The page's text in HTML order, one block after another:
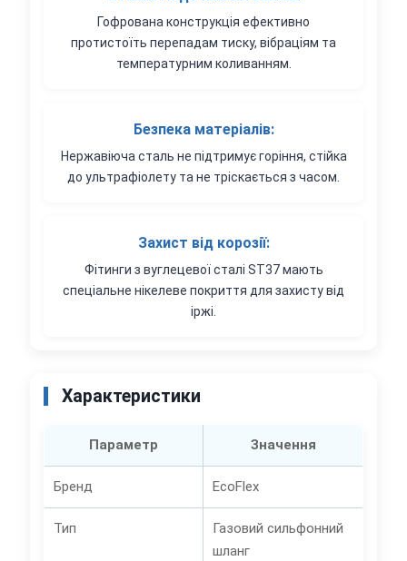
Гофрована конструкція ефективно
протистоїть перепадам тиску, вібраціям та
температурним коливанням.
Безпека матеріалів:
Нержавіюча сталь не підтримує горіння, стійка
до ультрафіолету та не тріскається з часом.
Захист від корозії:
Фітинги з вуглецевої сталі ST37 мають
спеціальне нікелеве покриття для захисту від
іржі.
Характеристики
Параметр Значення
Бренд EcoFlex
Тип
Газовий сильфонний
шланг